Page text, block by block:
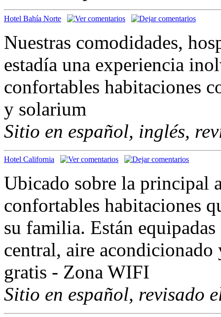
Hotel Bahía Norte
Nuestras comodidades,
estadía una experiencia
confortables habitaciones
y solarium
Sitio en español, inglés,
Hotel California
Ubicado sobre la principal
confortables habitaciones
su familia. Están
central, aire
gratis - Zona WIFI
Sitio en español, revisado